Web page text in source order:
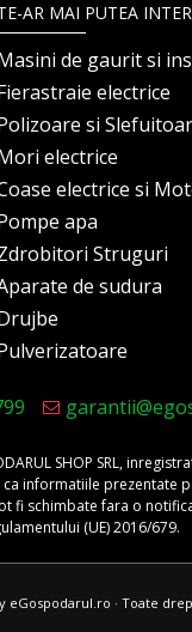
AR MAI PUTEA
de gaurit si
electrice
si
electrice
electrice si
apa
Struguri
de sudura
SHOP SRL,
informatiile prezentate
fi schimbate fara o
(UE) 2016/679.
eGospodarul.ro · Toate